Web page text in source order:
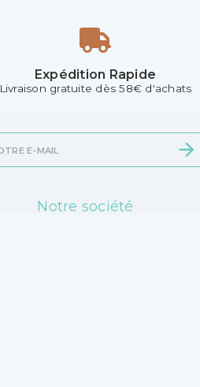
Expédition Rapide
Livraison gratuite dès 58€ d'achats
Notre société